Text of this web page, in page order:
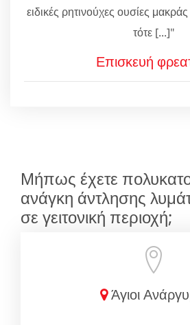
ειδικές ρητινούχες ουσίες
τότε [...]"
Επισκευή
Μήπως έχετε
ανάγκη άντλησης
σε γειτονική περιοχή;
Άγιοι